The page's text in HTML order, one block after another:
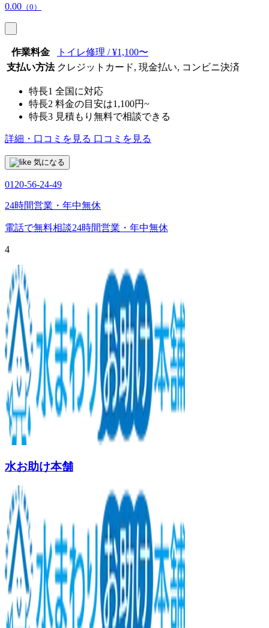
0.00 （0）
作業料金
トイレ修理 / ¥1,100〜
支払い方法 クレジットカード, 現金払い, コンビニ決済
特長1 全国に対応
特長2 料金の目安は1,100円~
特長3 見積もり無料で相談できる
詳細・口コミを見る 口コミを見る
気になる
0120-56-24-49
24時間営業・年中無休
電話で無料相談24時間営業・年中無休
4
水お助け本舗